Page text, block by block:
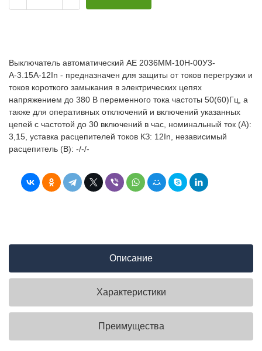
Выключатель автоматический АЕ 2036ММ-10Н-00У3-
А-3.15А-12In - предназначен для защиты от токов перегрузки и
токов короткого замыкания в электрических цепях
напряжением до 380 В переменного тока частоты 50(60)Гц, а
также для оперативных отключений и включений указанных
цепей с частотой до 30 включений в час, номинальный ток (А):
3,15, уставка расцепителей токов КЗ: 12In, независимый
расцепитель (В): -/-/-
Описание
Характеристики
Преимущества